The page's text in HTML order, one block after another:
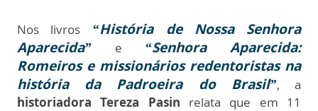
Nos livros
“História de Nossa Senhora
Aparecida”
e “Senhora Aparecida:
Romeiros e missionários redentoristas na
história da Padroeira do Brasil”, a
historiadora Tereza Pasin relata que em 11